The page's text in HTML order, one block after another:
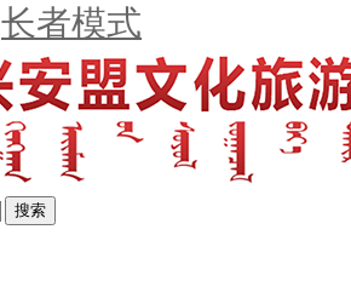
长者模式
搜索